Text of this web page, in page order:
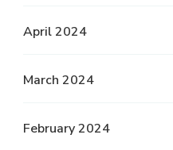
April 2024
March 2024
February 2024